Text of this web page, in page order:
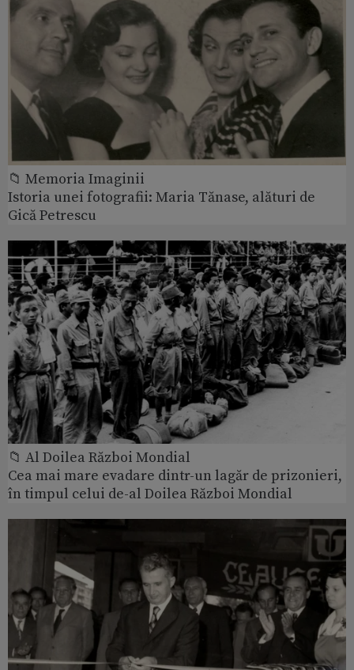
📁 Memoria Imaginii
Istoria unei fotografii: Maria Tănase, alături de
Gică Petrescu
📁 Al Doilea Război Mondial
Cea mai mare evadare dintr-un lagăr de prizonieri,
în timpul celui de-al Doilea Război Mondial